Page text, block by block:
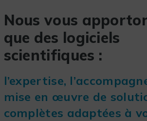
Nous vous
que des logiciels
scientifiques :
l’expertise,
mise en œuvre de
complètes adaptées à